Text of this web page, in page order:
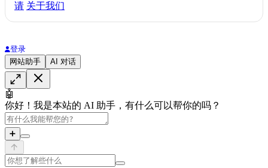
请 关于我们
登录
网站助手
AI 对话
🤖
你好！我是本站的 AI 助手，有什么可以帮你的吗？
➕